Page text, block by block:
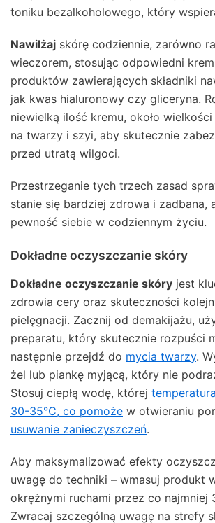
toniku bezalkoholowego, który
Nawilżaj skórę codziennie, zarówno
wieczorem, stosując odpowiedni
produktów zawierających składniki
jak kwas hialuronowy czy gliceryna.
niewielką ilość kremu, około
na twarzy i szyi, aby skutecznie
przed utratą wilgoci.
Przestrzeganie tych trzech zasad
stanie się bardziej zdrowa i zadbana,
pewność siebie w codziennym życiu.
Dokładne oczyszczanie skóry
Dokładne oczyszczanie skóry jest
zdrowia cery oraz skuteczności
pielęgnacji. Zacznij od demakijażu,
preparatu, który skutecznie rozpuści
następnie przejdź do mycia twarzy.
żel lub piankę myjącą, który nie
Stosuj ciepłą wodę, której
30-35°C, co pomoże w otwieraniu
usuwanie zanieczyszczeń.
Aby maksymalizować efekty
uwagę do techniki – wmasuj produkt
okrężnymi ruchami przez co najmniej
Zwracaj szczególną uwagę na strefy